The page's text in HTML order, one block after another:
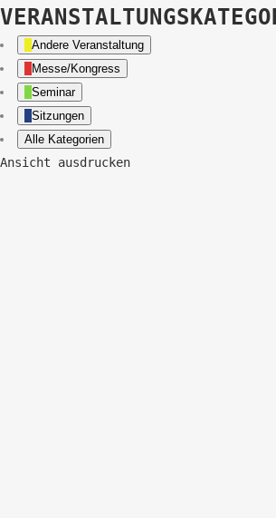
Andere Veranstaltung
Messe/Kongress
Seminar
Sitzungen
Alle Kategorien
Ansicht ausdrucken